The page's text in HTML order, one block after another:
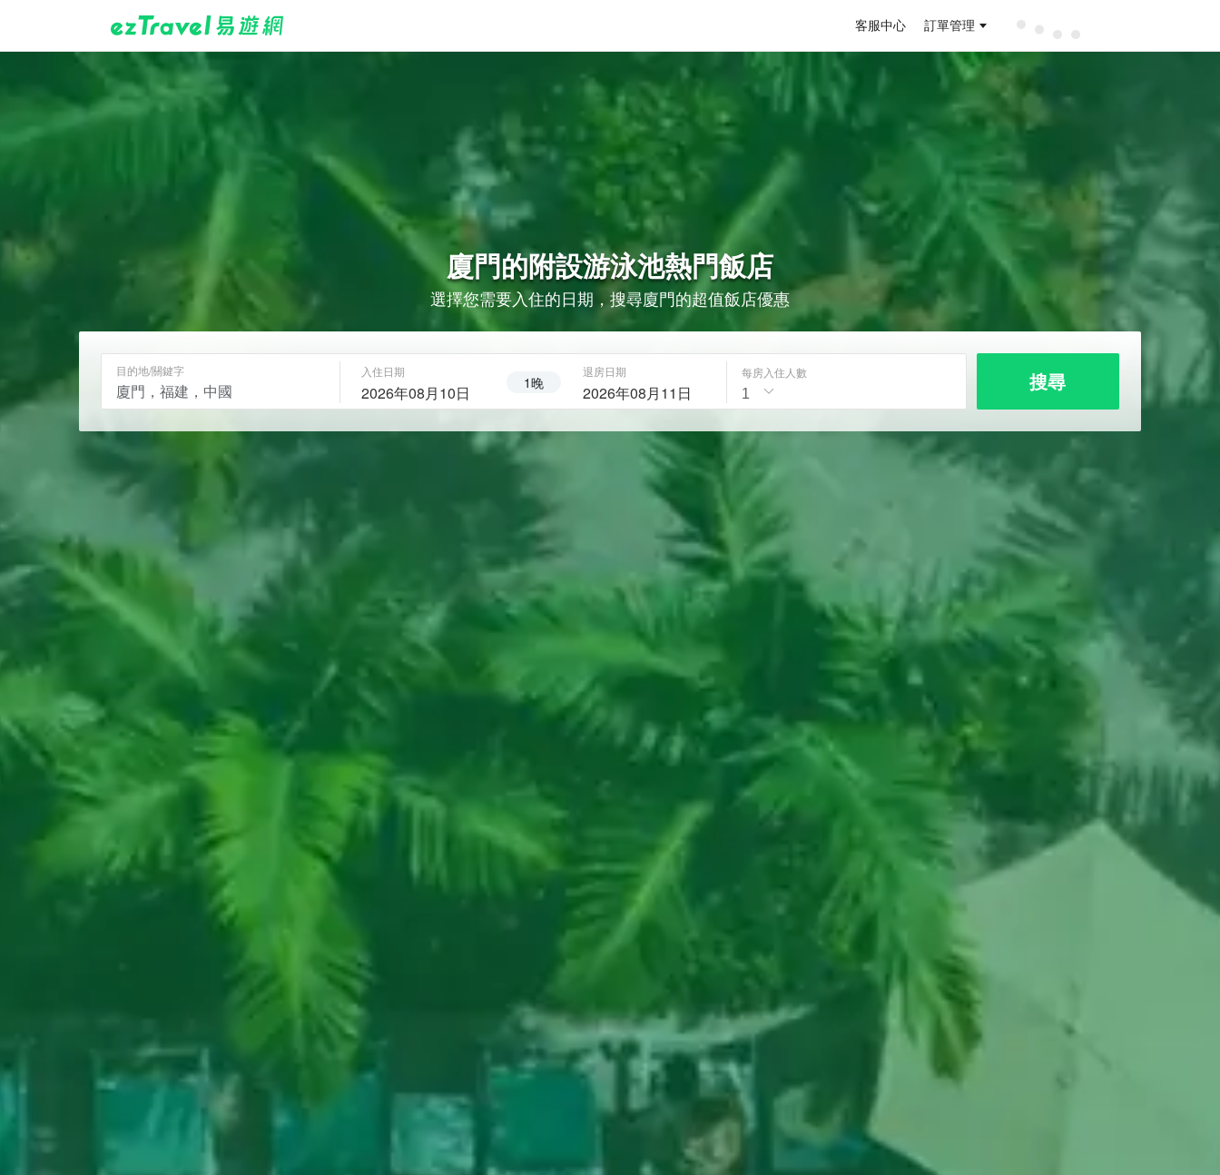
客服中心 訂單管理
廈門的附設游泳池熱門飯店
選擇您需要入住的日期，搜尋廈門的超值飯店優惠
目的地/關鍵字 入住日期
2026年08月10日 1晚
退房日期
2026年08月11日
每房入住人數 搜尋